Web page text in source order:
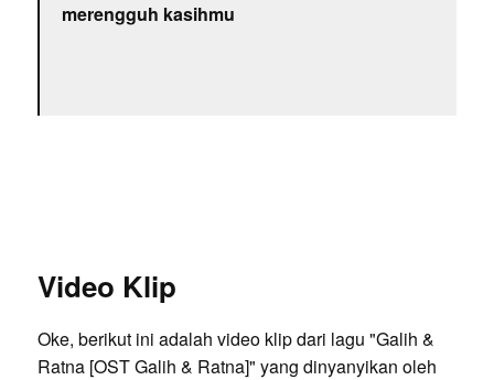
merengguh kasihmu
Video Klip
Oke, berikut ini adalah video klip dari lagu "Galih &
Ratna [OST Galih & Ratna]" yang dinyanyikan oleh